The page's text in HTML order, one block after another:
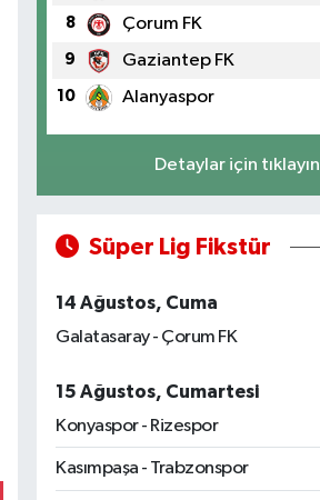
8 Çorum FK
9 Gaziantep FK
10 Alanyaspor
Detaylar için tıklayın
Süper Lig Fikstür
14 Ağustos, Cuma
Galatasaray - Çorum FK
15 Ağustos, Cumartesi
Konyaspor - Rizespor
Kasımpaşa - Trabzonspor